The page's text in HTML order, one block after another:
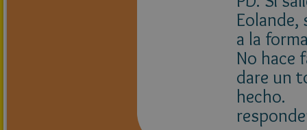
Eolande,
a la
No hace
dare un
hecho.